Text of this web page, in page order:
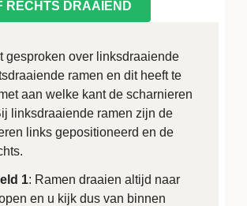
RECHTS DRAAIEND
gesproken over linksdraaiende
ramen en dit heeft te
aan welke kant de scharnieren
linksdraaiende ramen zijn de
links gepositioneerd en de
1: Ramen draaien altijd naar
en u kijk dus van binnen